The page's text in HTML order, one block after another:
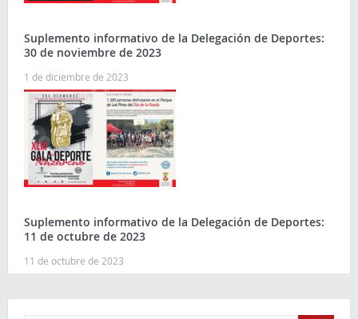
Suplemento informativo de la Delegación de Deportes:
30 de noviembre de 2023
1 de diciembre de 2023
Suplemento informativo de la Delegación de Deportes:
11 de octubre de 2023
11 de octubre de 2023